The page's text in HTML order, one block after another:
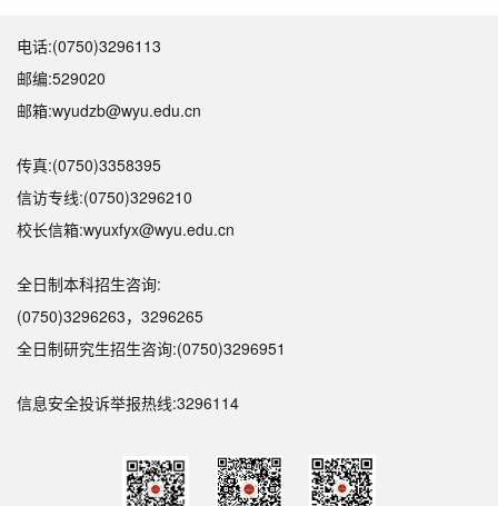
电话:(0750)3296113
邮编:529020
邮箱:wyudzb@wyu.edu.cn
传真:(0750)3358395
信访专线:(0750)3296210
校长信箱:wyuxfyx@wyu.edu.cn
全日制本科招生咨询:
(0750)3296263，3296265
全日制研究生招生咨询:(0750)3296951
信息安全投诉举报热线:3296114